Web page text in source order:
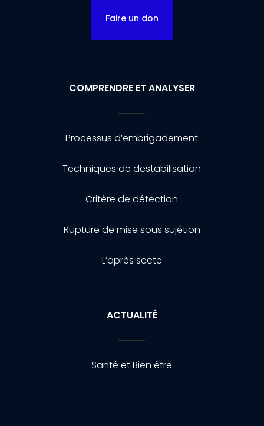
Faire un don
COMPRENDRE ET ANALYSER
Processus d’embrigadement
Techniques de destabilisation
Critère de détection
Rupture de mise sous sujétion
L’après secte
ACTUALITÉ
Santé et Bien être